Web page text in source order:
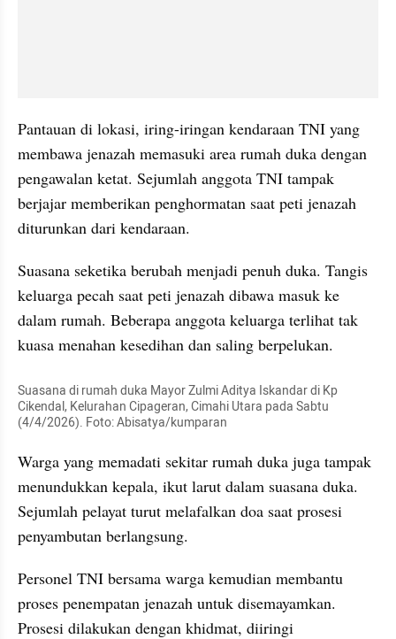
Pantauan di lokasi, iring-iringan kendaraan TNI yang
membawa jenazah memasuki area rumah duka dengan
pengawalan ketat. Sejumlah anggota TNI tampak
berjajar memberikan penghormatan saat peti jenazah
diturunkan dari kendaraan.
Suasana seketika berubah menjadi penuh duka. Tangis
keluarga pecah saat peti jenazah dibawa masuk ke
dalam rumah. Beberapa anggota keluarga terlihat tak
kuasa menahan kesedihan dan saling berpelukan.
Suasana di rumah duka Mayor Zulmi Aditya Iskandar di Kp
Cikendal, Kelurahan Cipageran, Cimahi Utara pada Sabtu
(4/4/2026). Foto: Abisatya/kumparan
Warga yang memadati sekitar rumah duka juga tampak
menundukkan kepala, ikut larut dalam suasana duka.
Sejumlah pelayat turut melafalkan doa saat prosesi
penyambutan berlangsung.
Personel TNI bersama warga kemudian membantu
proses penempatan jenazah untuk disemayamkan.
Prosesi dilakukan dengan khidmat, diiringi